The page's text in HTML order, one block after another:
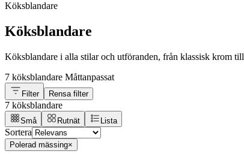
Köksblandare
Köksblandare
Köksblandare i alla stilar och utföranden, från klassisk krom
7 köksblandare Måttanpassat
Filter Rensa filter
7 köksblandare
Små Rutnät Lista
Sortera
Polerad mässing×